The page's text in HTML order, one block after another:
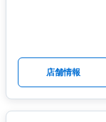
店舗情報